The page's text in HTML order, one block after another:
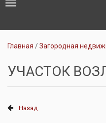
Toggle
Главная Загородная
УЧАСТОК
Назад